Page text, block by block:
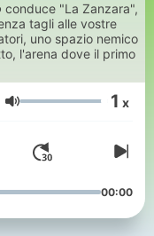
conduce "La Zanzara",
tagli alle vostre
uno spazio nemico
l'arena dove il primo
Volume 1 x
00:00